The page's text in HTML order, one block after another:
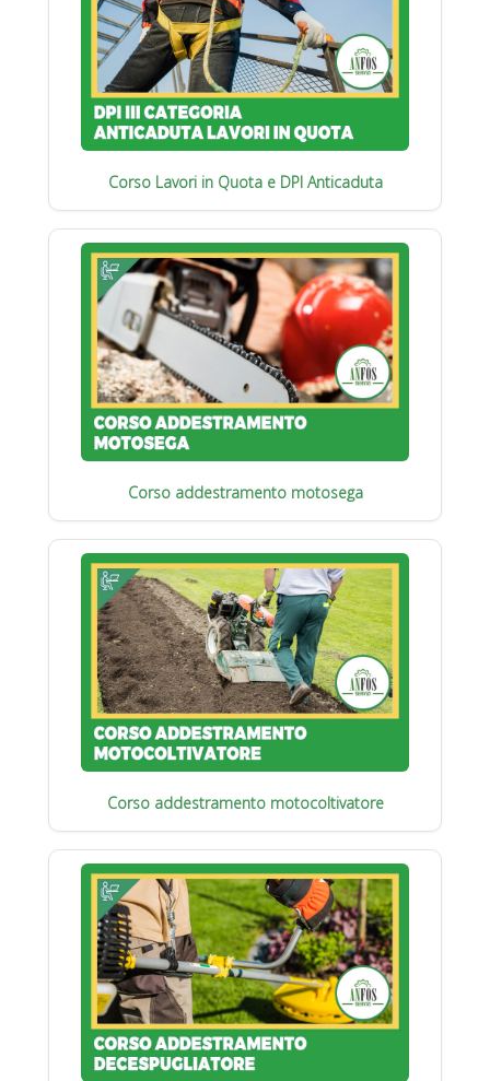
Corso Lavori in Quota e DPI Anticaduta
Corso addestramento motosega
Corso addestramento motocoltivatore